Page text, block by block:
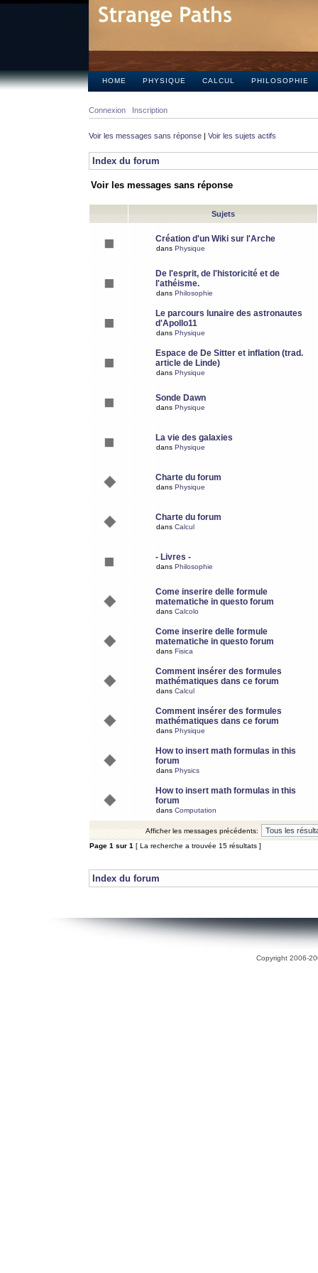
HOME PHYSIQUE CALCUL PHILOSOPHIE
Connexion Inscription
Voir les messages sans réponse | Voir les sujets actifs
Index du forum
Voir les messages sans réponse
Sujets
Création d'un Wiki sur l'Arche
dans Physique
De l'esprit, de l'historicité et de
l'athéisme.
dans Philosophie
Le parcours lunaire des astronautes
d'Apollo11
dans Physique
Espace de De Sitter et inflation (trad.
article de Linde)
dans Physique
Sonde Dawn
dans Physique
La vie des galaxies
dans Physique
Charte du forum
dans Physique
Charte du forum
dans Calcul
- Livres -
dans Philosophie
Come inserire delle formule
matematiche in questo forum
dans Calcolo
Come inserire delle formule
matematiche in questo forum
dans Fisica
Comment insérer des formules
mathématiques dans ce forum
dans Calcul
Comment insérer des formules
mathématiques dans ce forum
dans Physique
How to insert math formulas in this
forum
dans Physics
How to insert math formulas in this
forum
dans Computation
Afficher les messages précédents:
Page 1 sur 1 [ La recherche a trouvée 15 résultats ]
Index du forum
Copyright 2006-